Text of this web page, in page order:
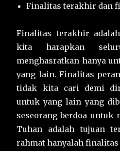
Finalitas terakhir dan
Finalitas terakhir
kita harapkan
menghasratkan hanya
yang lain. Finalitas
tidak kita cari demi
untuk yang lain yang
seseorang berdoa untuk
Tuhan adalah tujuan
rahmat hanyalah finalitas